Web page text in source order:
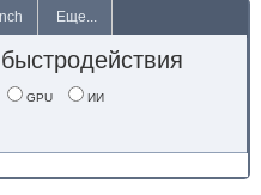
Еще...
GPU ИИ